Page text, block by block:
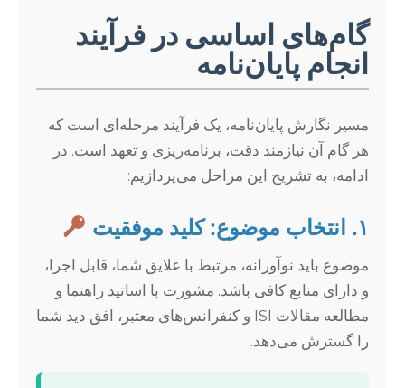
گام‌های اساسی در فرآیند
انجام پایان‌نامه
مسیر نگارش پایان‌نامه، یک فرآیند مرحله‌ای است که
هر گام آن نیازمند دقت، برنامه‌ریزی و تعهد است. در
ادامه، به تشریح این مراحل می‌پردازیم:
۱. انتخاب موضوع: کلید موفقیت
موضوع باید نوآورانه، مرتبط با علایق شما، قابل اجرا،
و دارای منابع کافی باشد. مشورت با اساتید راهنما و
مطالعه مقالات ISI و کنفرانس‌های معتبر، افق دید شما
را گسترش می‌دهد.